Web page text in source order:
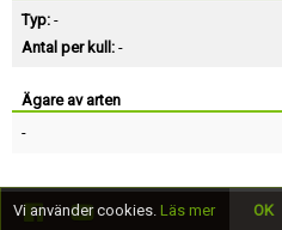
Typ: -
Antal per kull: -
Ägare av arten
-
Vi använder cookies. Läs mer OK